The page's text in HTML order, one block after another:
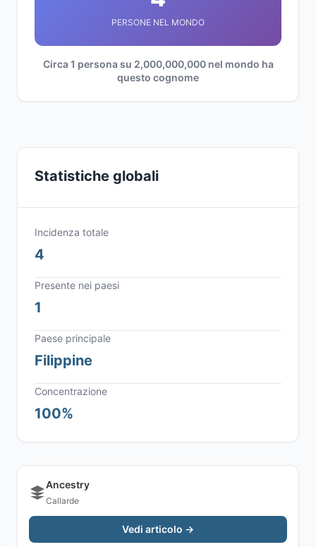
PERSONE NEL MONDO
Circa 1 persona su 2,000,000,000 nel mondo ha
questo cognome
Statistiche globali
Incidenza totale
4
Presente nei paesi
1
Paese principale
Filippine
Concentrazione
100%
Ancestry
Callarde
Vedi articolo →